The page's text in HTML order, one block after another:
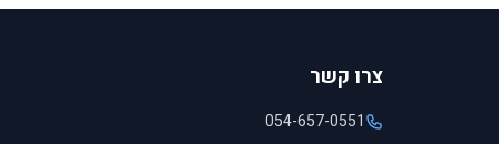
צרו קשר
054-657-0551